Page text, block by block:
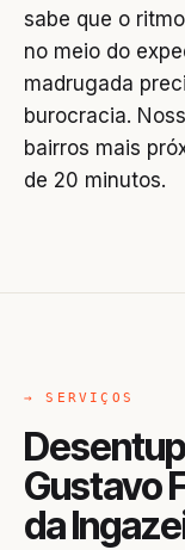
sabe que o
no meio do
madrugada
burocracia.
bairros mais
de 20 minutos.
→ SERVIÇOS
Gustavo
da